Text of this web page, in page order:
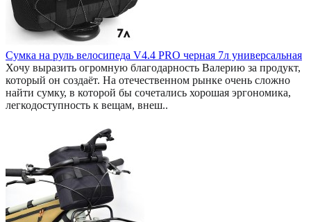
Сумка на руль велосипеда V4.4 PRO черная 7л универсальная
Хочу выразить огромную благодарность Валерию за продукт,
который он создаёт. На отечественном рынке очень сложно
найти сумку, в которой бы сочетались хорошая эргономика,
легкодоступность к вещам, внеш..